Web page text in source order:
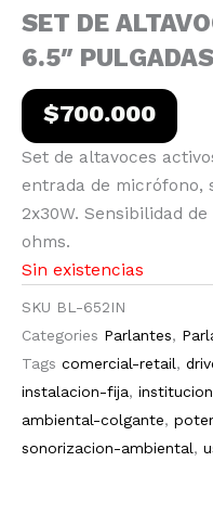
SET DE
6.5″
$700.000
Set de altavoces
entrada de micrófono,
2x30W. Sensibilidad
ohms.
Sin existencias
SKU BL-652IN
Categories Parlantes,
Tags comercial-retail,
instalacion-fija,
ambiental-colgante,
sonorizacion-ambiental,